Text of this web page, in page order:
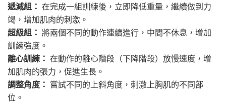
遞減組： 在完成一組訓練後，立即降低重量，繼續做到力
竭，增加肌肉的刺激。
超級組： 將兩個不同的動作連續進行，中間不休息，增加
訓練強度。
離心訓練： 在動作的離心階段（下降階段）放慢速度，增
加肌肉的張力，促進生長。
調整角度： 嘗試不同的上斜角度，刺激上胸肌的不同部
位。